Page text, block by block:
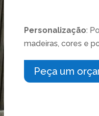
Personalização:
madeiras, cores e
Peça um